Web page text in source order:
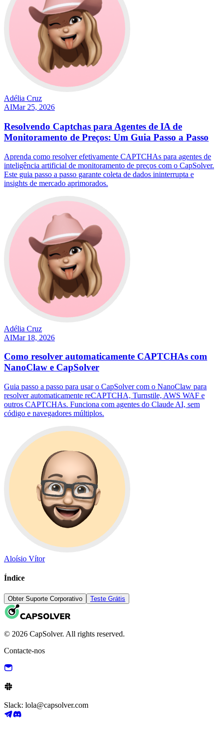
Adélia Cruz
AIMar 25, 2026
Resolvendo Captchas para Agentes de IA de
Monitoramento de Preços: Um Guia Passo a Passo
Aprenda como resolver efetivamente CAPTCHAs para agentes de
inteligência artificial de monitoramento de preços com o CapSolver.
Este guia passo a passo garante coleta de dados ininterrupta e
insights de mercado aprimorados.
Adélia Cruz
AIMar 18, 2026
Como resolver automaticamente CAPTCHAs com
NanoClaw e CapSolver
Guia passo a passo para usar o CapSolver com o NanoClaw para
resolver automaticamente reCAPTCHA, Turnstile, AWS WAF e
outros CAPTCHAs. Funciona com agentes do Claude AI, sem
código e navegadores múltiplos.
Aloísio Vítor
Índice
Obter Suporte Corporativo Teste Grátis
© 2026 CapSolver. All rights reserved.
Contacte-nos
Slack: lola@capsolver.com